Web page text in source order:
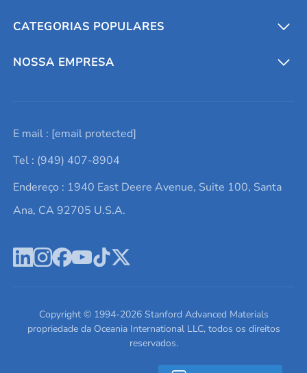
Conversores e calculadoras
Entre em contato conosco
Lista de consultas
Termos e Condições
Política de Privacidade
CATEGORIAS POPULARES
Metais refratários
Elementos de terras raras
Alvos de pulverização catódica
Ácido hialurônico
NOSSA EMPRESA
Promoções atuais
Notícias e blogs
Estudos de caso
Escreva para nós
E mail : [email protected]
Tel : (949) 407-8904
Endereço : 1940 East Deere Avenue, Suite 100, Santa
Ana, CA 92705 U.S.A.
Copyright © 1994-2026Stanford Advanced Materials
propriedade da Oceania International LLC, todos os direitos
reservados.